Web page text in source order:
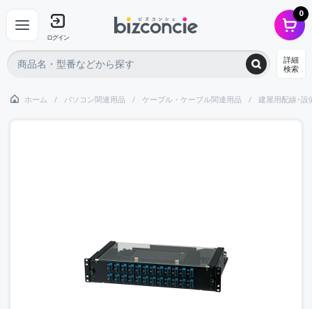
ログイン
0
詳細
検索
ホーム パソコン関連用品 ケーブル・ケーブル関連用品 建屋用配線･設